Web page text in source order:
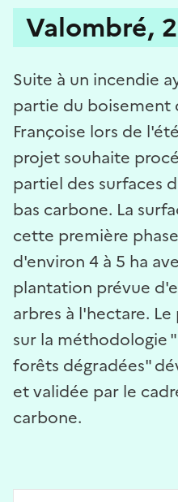
Valombré,
Suite à un incendie
partie du boisement
Françoise lors de
projet souhaite
partiel des surfaces
bas carbone. La
cette première
d'environ 4 à 5 ha
plantation prévue
arbres à l'hectare.
sur la méthodologie
forêts dégradées"
et validée par le
carbone.